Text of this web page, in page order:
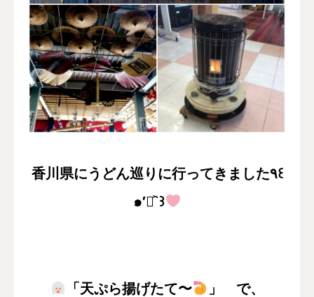
香川県にうどん巡りに行ってきました٩꒰
๑′◡͐`꒱
「天ぷら揚げたて〜 」 で、